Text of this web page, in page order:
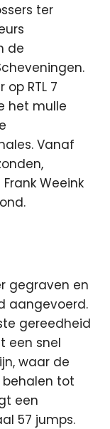
ter
de
RTL 7
het mulle
Vanaf
Weeink
gegraven en
aangevoerd.
gereedheid
een snel
waar de
behalen tot
een
57 jumps.